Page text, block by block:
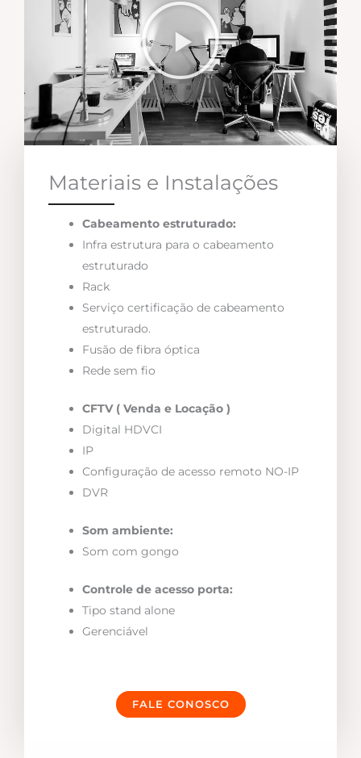
Materiais e Instalações
Cabeamento estruturado:
Infra estrutura para o cabeamento
estruturado
Rack
Serviço certificação de cabeamento
estruturado.
Fusão de fibra óptica
Rede sem fio
CFTV ( Venda e Locação )
Digital HDVCI
IP
Configuração de acesso remoto NO-IP
DVR
Som ambiente:
Som com gongo
Controle de acesso porta:
Tipo stand alone
Gerenciável
FALE CONOSCO